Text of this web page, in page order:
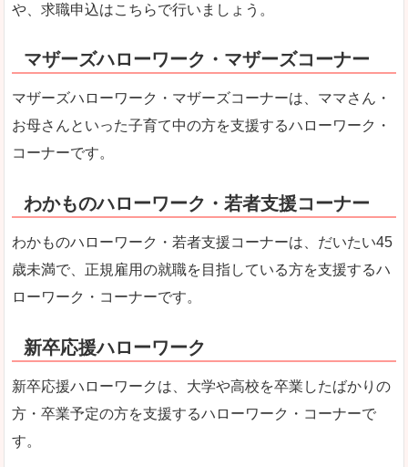
や、求職申込はこちらで行いましょう。
マザーズハローワーク・マザーズコーナー
マザーズハローワーク・マザーズコーナーは、ママさん・
お母さんといった子育て中の方を支援するハローワーク・
コーナーです。
わかものハローワーク・若者支援コーナー
わかものハローワーク・若者支援コーナーは、だいたい45
歳未満で、正規雇用の就職を目指している方を支援するハ
ローワーク・コーナーです。
新卒応援ハローワーク
新卒応援ハローワークは、大学や高校を卒業したばかりの
方・卒業予定の方を支援するハローワーク・コーナーで
す。